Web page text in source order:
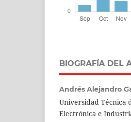
BIOGRAFÍA DEL
Andrés Alejandro
Universidad Técnica
Electrónica e